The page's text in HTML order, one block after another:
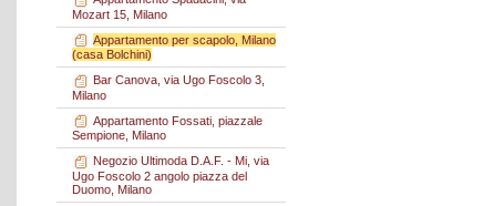
Mozart 15, Milano
Appartamento per scapolo, Milano
(casa Bolchini)
Bar Canova, via Ugo Foscolo 3,
Milano
Appartamento Fossati, piazzale
Sempione, Milano
Negozio Ultimoda D.A.F. - Mi, via
Ugo Foscolo 2 angolo piazza del
Duomo, Milano